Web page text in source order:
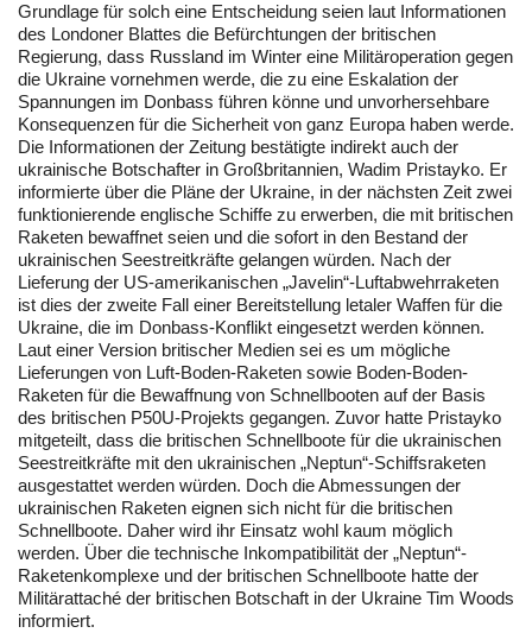
Grundlage für solch eine Entscheidung seien laut Informationen
des Londoner Blattes die Befürchtungen der britischen
Regierung, dass Russland im Winter eine Militäroperation gegen
die Ukraine vornehmen werde, die zu eine Eskalation der
Spannungen im Donbass führen könne und unvorhersehbare
Konsequenzen für die Sicherheit von ganz Europa haben werde.
Die Informationen der Zeitung bestätigte indirekt auch der
ukrainische Botschafter in Großbritannien, Wadim Pristayko. Er
informierte über die Pläne der Ukraine, in der nächsten Zeit zwei
funktionierende englische Schiffe zu erwerben, die mit britischen
Raketen bewaffnet seien und die sofort in den Bestand der
ukrainischen Seestreitkräfte gelangen würden. Nach der
Lieferung der US-amerikanischen „Javelin“-Luftabwehrraketen
ist dies der zweite Fall einer Bereitstellung letaler Waffen für die
Ukraine, die im Donbass-Konflikt eingesetzt werden können.
Laut einer Version britischer Medien sei es um mögliche
Lieferungen von Luft-Boden-Raketen sowie Boden-Boden-
Raketen für die Bewaffnung von Schnellbooten auf der Basis
des britischen P50U-Projekts gegangen. Zuvor hatte Pristayko
mitgeteilt, dass die britischen Schnellboote für die ukrainischen
Seestreitkräfte mit den ukrainischen „Neptun“-Schiffsraketen
ausgestattet werden würden. Doch die Abmessungen der
ukrainischen Raketen eignen sich nicht für die britischen
Schnellboote. Daher wird ihr Einsatz wohl kaum möglich
werden. Über die technische Inkompatibilität der „Neptun“-
Raketenkomplexe und der britischen Schnellboote hatte der
Militärattaché der britischen Botschaft in der Ukraine Tim Woods
informiert.